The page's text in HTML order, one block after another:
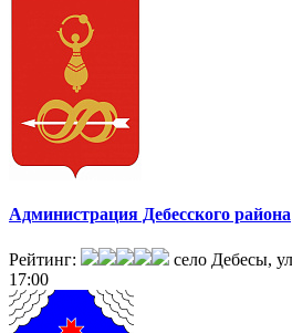
Администрация Дебесского района
Рейтинг: село Дебесы,
17:00